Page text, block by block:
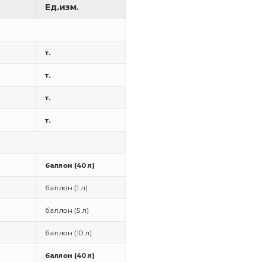
Ед.изм.
т.
т.
т.
т.
баллон (40 л)
баллон (1 л)
баллон (5 л)
баллон (10 л)
баллон (40 л)